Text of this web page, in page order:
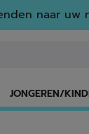
naar uw
JONGEREN/